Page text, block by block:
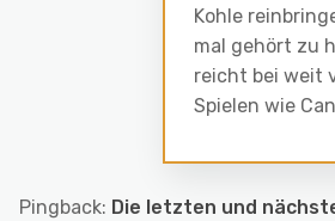
Kohle
mal gehört zu
reicht bei weit
Spielen wie
Pingback: Die letzten und